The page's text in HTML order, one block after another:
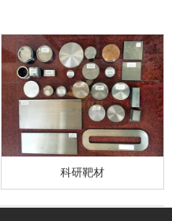
科研靶材